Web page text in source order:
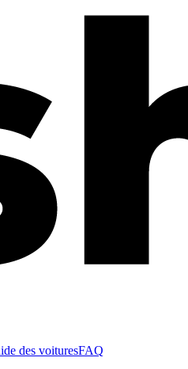
des voituresFAQ